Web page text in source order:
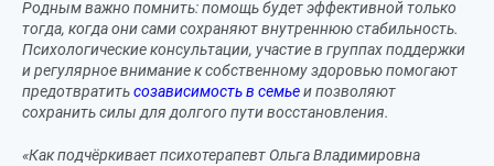
Родным важно помнить: помощь будет эффективной только
тогда, когда они сами сохраняют внутреннюю стабильность.
Психологические консультации, участие в группах поддержки
и регулярное внимание к собственному здоровью помогают
предотвратитьсозависимость в семьеи позволяют
сохранить силы для долгого пути восстановления.
«Как подчёркивает психотерапевт Ольга Владимировна